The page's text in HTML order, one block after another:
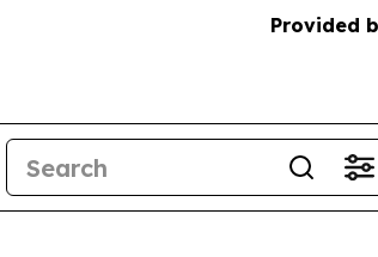
Provided